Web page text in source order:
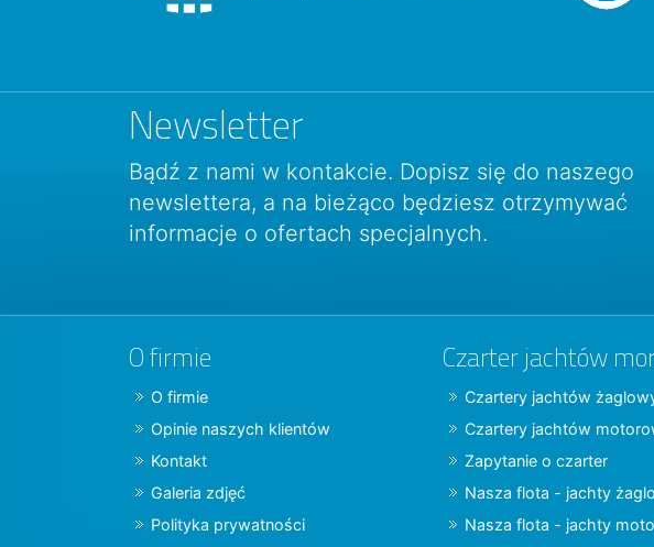
Newsletter
Bądź z nami w kontakcie. Dopisz się do naszego
newslettera, a na bieżąco będziesz otrzymywać
informacje o ofertach specjalnych.
O firmie
O firmie
Opinie naszych klientów
Kontakt
Galeria zdjęć
Polityka prywatności
Czarter jachtów
Czartery jachtów
Czartery jachtów
Zapytanie o czarter
Nasza flota - jachty
Nasza flota - jachty